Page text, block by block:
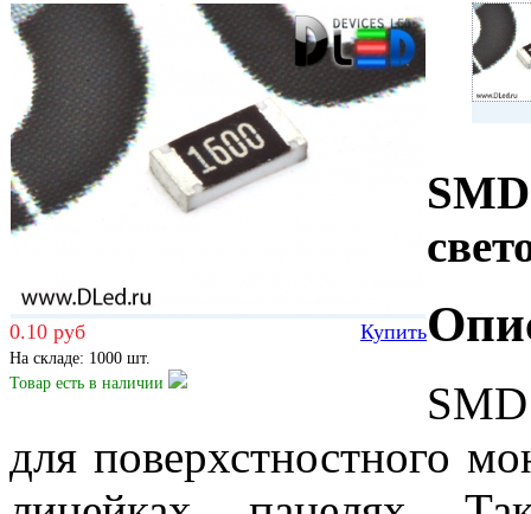
0.10 руб Купить
На складе: 1000 шт.
Товар есть в наличии
для поверхстностного